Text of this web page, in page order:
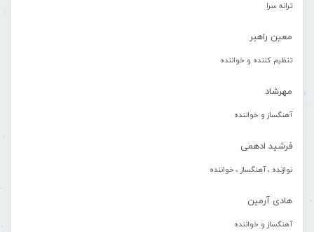
ترانه سرا
معین راهبر
تنظیم کننده و خواننده
مهرشاد
آهنگساز و خواننده
فرشید ادهمی
نوازنده ، آهنگساز ، خواننده
هادی آرمین
آهنگساز و خواننده